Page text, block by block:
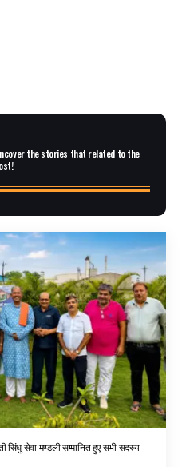
the stories that related to the
सिंधु सेवा मण्डली सम्मानित हुए सभी सदस्य